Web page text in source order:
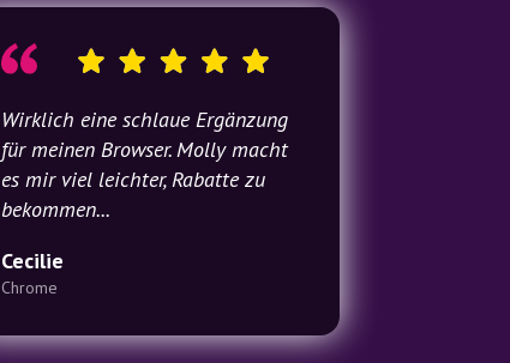
Wirklich eine schlaue Ergänzung
für meinen Browser. Molly macht
es mir viel leichter, Rabatte zu
bekommen...
Cecilie
Chrome